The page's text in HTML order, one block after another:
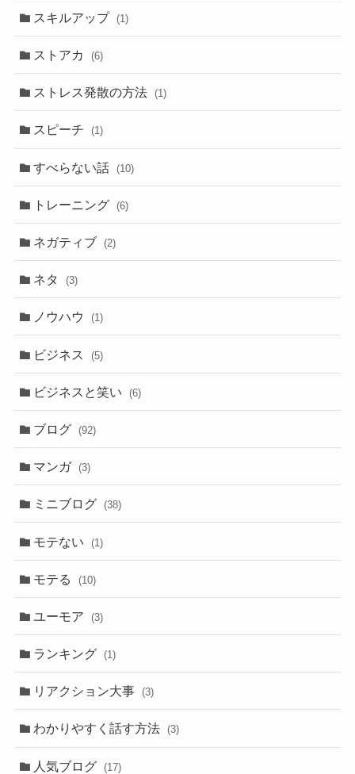
スキルアップ (1)
ストアカ (6)
ストレス発散の方法 (1)
スピーチ (1)
すべらない話 (10)
トレーニング (6)
ネガティブ (2)
ネタ (3)
ノウハウ (1)
ビジネス (5)
ビジネスと笑い (6)
ブログ (92)
マンガ (3)
ミニブログ (38)
モテない (1)
モテる (10)
ユーモア (3)
ランキング (1)
リアクション大事 (3)
わかりやすく話す方法 (3)
人気ブログ (17)